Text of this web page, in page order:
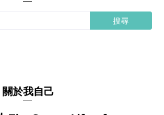
關於我自己